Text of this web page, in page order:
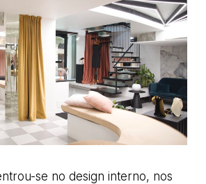
se no design interno, nos